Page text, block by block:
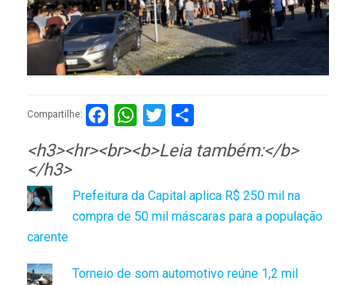
Compartilhe: FacebookWhatsApp
Twitter
<h3><hr><br><b>Leia também:</b>
</h3>
Prefeitura da Capital aplica R$ 250 mil na
compra de 50 mil máscaras para a população
carente
Torneio de som automotivo reúne 1,2 mil